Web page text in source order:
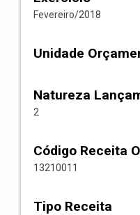
Fevereiro/2018
Unidade
Natureza
2
Código Receita
13210011
Tipo Receita